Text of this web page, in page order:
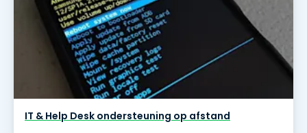
IT & Help Desk ondersteuning op afstand